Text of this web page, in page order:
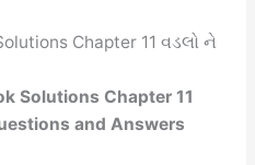
Chapter 11 વડલો ને
Solutions Chapter 11
and Answers